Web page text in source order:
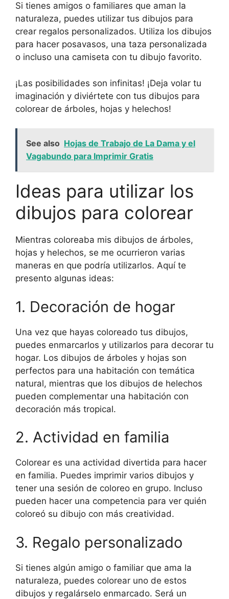
Si tienes amigos o familiares que aman la
naturaleza, puedes utilizar tus dibujos para
crear regalos personalizados. Utiliza los dibujos
para hacer posavasos, una taza personalizada
o incluso una camiseta con tu dibujo favorito.
¡Las posibilidades son infinitas! ¡Deja volar tu
imaginación y diviértete con tus dibujos para
colorear de árboles, hojas y helechos!
See also Hojas de Trabajo de La Dama y el
Vagabundo para Imprimir Gratis
Ideas para utilizar los
dibujos para colorear
Mientras coloreaba mis dibujos de árboles,
hojas y helechos, se me ocurrieron varias
maneras en que podría utilizarlos. Aquí te
presento algunas ideas:
1. Decoración de hogar
Una vez que hayas coloreado tus dibujos,
puedes enmarcarlos y utilizarlos para decorar tu
hogar. Los dibujos de árboles y hojas son
perfectos para una habitación con temática
natural, mientras que los dibujos de helechos
pueden complementar una habitación con
decoración más tropical.
2. Actividad en familia
Colorear es una actividad divertida para hacer
en familia. Puedes imprimir varios dibujos y
tener una sesión de coloreo en grupo. Incluso
pueden hacer una competencia para ver quién
coloreó su dibujo con más creatividad.
3. Regalo personalizado
Si tienes algún amigo o familiar que ama la
naturaleza, puedes colorear uno de estos
dibujos y regalárselo enmarcado. Será un